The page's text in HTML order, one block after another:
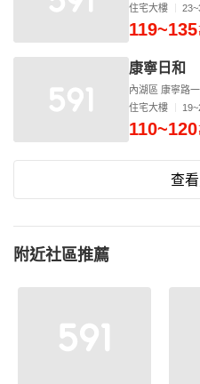
住宅大樓
119~135
康寧日和
內湖區 康寧路
住宅大樓
110~120
查
附近社區推薦